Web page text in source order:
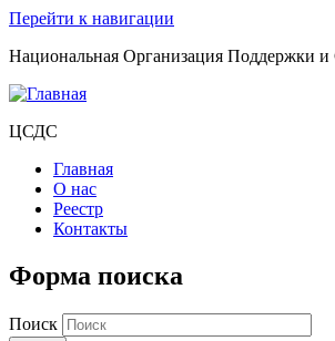
Перейти к навигации
Национальная Организация Поддержки и
ЦСДС
Главная
О нас
Реестр
Контакты
Форма поиска
Поиск